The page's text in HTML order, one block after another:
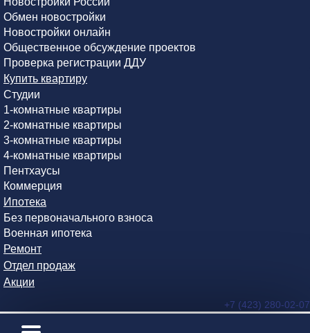
Обмен новостройки
Новостройки онлайн
Общественное обсуждение проектов
Проверка регистрации ДДУ
Купить квартиру
Студии
1-комнатные квартиры
2-комнатные квартиры
3-комнатные квартиры
4-комнатные квартиры
Пентхаусы
Коммерция
Ипотека
Без первоначального взноса
Военная ипотека
Ремонт
Отдел продаж
Акции
+7 (423) 280-02-07